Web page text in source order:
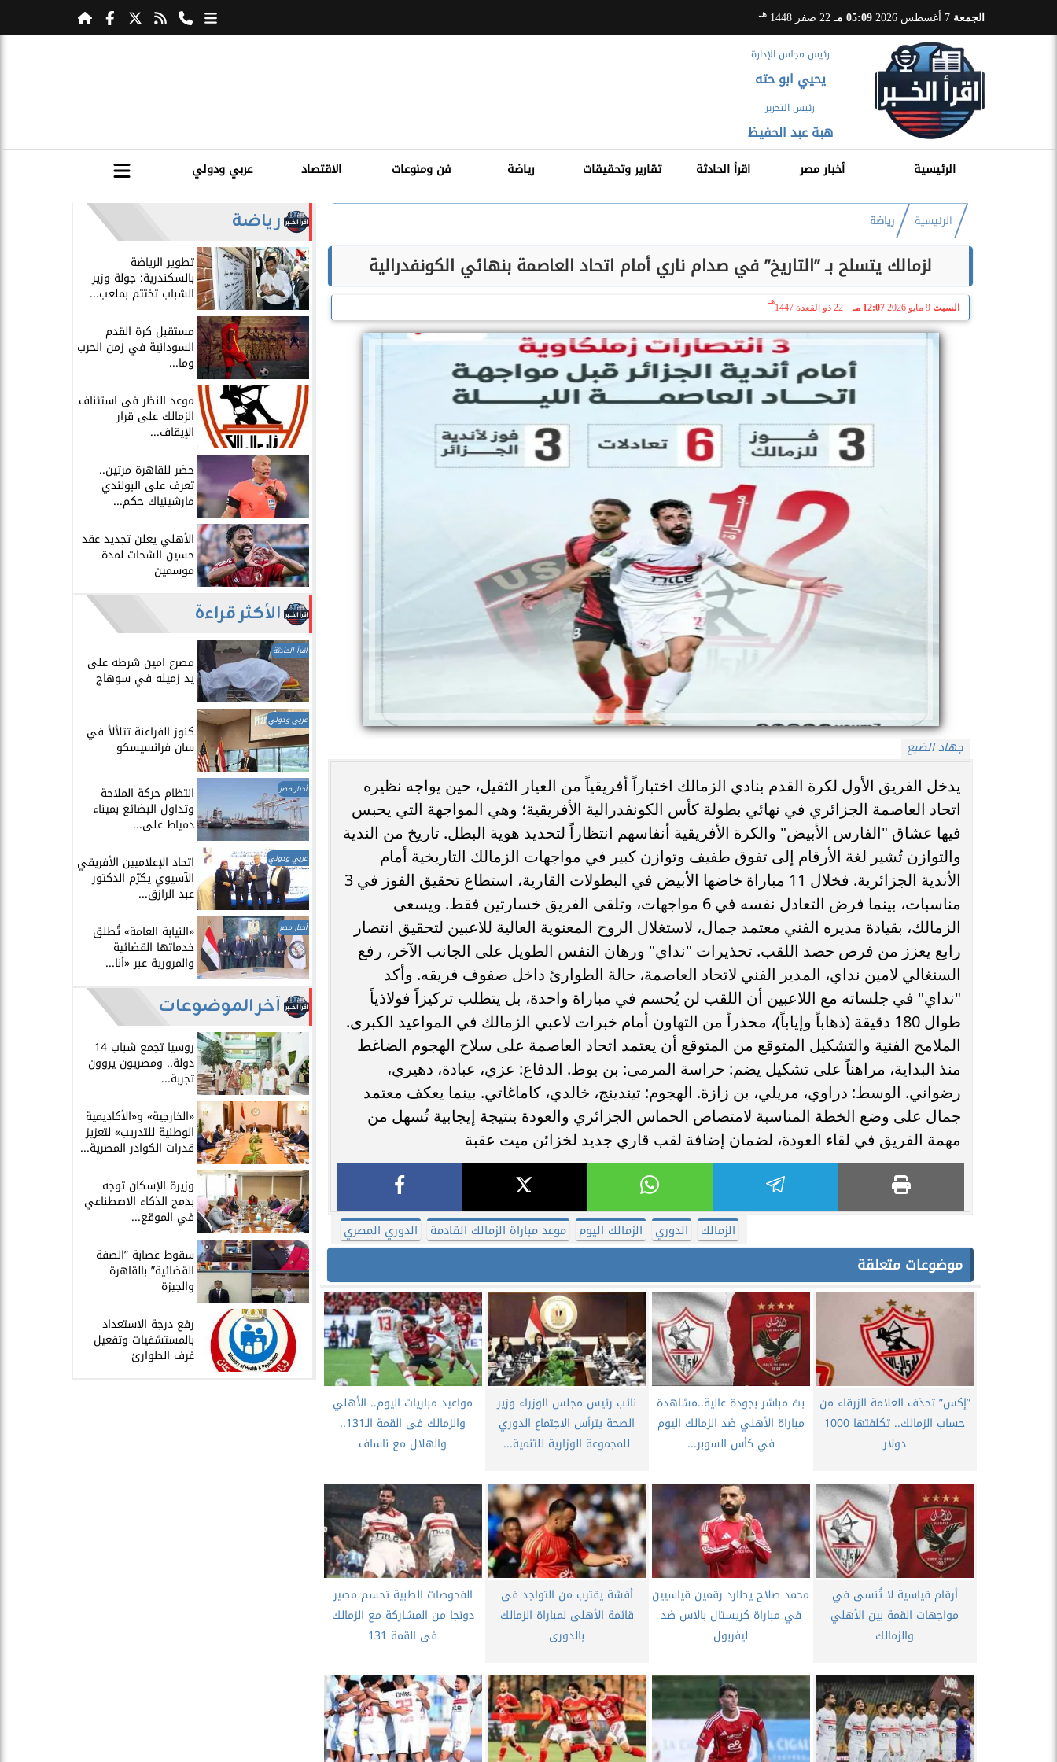
الجمعة 05:09 مـ 22 صفر 1448 هـ
رئيس مجلس الإدارة
يحيي ابو حته
رئيس التحرير
هبة عبد الحفيظ
الرئيسية أخبار مصر اقرأ الحادثة تقارير وتحقيقات رياضة فن ومنوعات الاقتصاد عربي ودولي
الرئيسية رياضة
لزمالك يتسلح بـ ”التاريخ” في صدام ناري أمام اتحاد العاصمة بنهائي الكونفدرالية
السبت 9 مايو 2026 12:07 مـ 22 ذو القعدة 1447
هـ
جهاد الضبع
​يدخل الفريق الأول لكرة القدم بنادي الزمالك اختباراً أفريقياً من العيار الثقيل، حين يواجه نظيره
اتحاد العاصمة الجزائري في نهائي بطولة كأس الكونفدرالية الأفريقية؛ وهي المواجهة التي يحبس
فيها عشاق "الفارس الأبيض" والكرة الأفريقية أنفاسهم انتظاراً لتحديد هوية البطل. ​تاريخ من الندية
والتوازن تُشير لغة الأرقام إلى تفوق طفيف وتوازن كبير في مواجهات الزمالك التاريخية أمام
الأندية الجزائرية. فخلال 11 مباراة خاضها الأبيض في البطولات القارية، استطاع تحقيق الفوز في 3
مناسبات، بينما فرض التعادل نفسه في 6 مواجهات، وتلقى الفريق خسارتين فقط. ويسعى
الزمالك، بقيادة مديره الفني معتمد جمال، لاستغلال الروح المعنوية العالية للاعبين لتحقيق انتصار
رابع يعزز من فرص حصد اللقب. ​تحذيرات "نداي" ورهان النفس الطويل على الجانب الآخر، رفع
السنغالي لامين نداي، المدير الفني لاتحاد العاصمة، حالة الطوارئ داخل صفوف فريقه. وأكد
"نداي" في جلساته مع اللاعبين أن اللقب لن يُحسم في مباراة واحدة، بل يتطلب تركيزاً فولاذياً
طوال 180 دقيقة (ذهاباً وإياباً)، محذراً من التهاون أمام خبرات لاعبي الزمالك في المواعيد الكبرى. ​
الملامح الفنية والتشكيل المتوقع من المتوقع أن يعتمد اتحاد العاصمة على سلاح الهجوم الضاغط
منذ البداية، مراهناً على تشكيل يضم: ​حراسة المرمى: بن بوط. ​الدفاع: عزي، عبادة، دهيري،
رضواني. ​الوسط: دراوي، مريلي، بن زازة. ​الهجوم: تيندينج، خالدي، كاماغاتي. ​بينما يعكف معتمد
جمال على وضع الخطة المناسبة لامتصاص الحماس الجزائري والعودة بنتيجة إيجابية تُسهل من
مهمة الفريق في لقاء العودة، لضمان إضافة لقب قاري جديد لخزائن ميت عقبة
الزمالك الدوري الزمالك اليوم موعد مباراة الزمالك القادمة الدوري المصري
موضوعات متعلقة
”إكس” تحذف العلامة الزرقاء من
حساب الزمالك.. تكلفتها 1000
دولار
بث مباشر بجودة عالية..مشاهدة
مباراة الأهلي ضد الزمالك اليوم
في كأس السوبر...
نائب رئيس مجلس الوزراء وزير
الصحة يترأس الاجتماع الدوري
للمجموعة الوزارية للتنمية...
مواعيد مباريات اليوم.. الأهلي
والزمالك فى القمة الـ131..
والهلال مع ناساف
أرقام قياسية لا تُنسى في
مواجهات القمة بين الأهلي
والزمالك
محمد صلاح يطارد رقمين قياسيين
في مباراة كريستال بالاس ضد
ليفربول
أفشة يقترب من التواجد فى
قائمة الأهلى لمباراة الزمالك
بالدورى
الفحوصات الطبية تحسم مصير
دونجا من المشاركة مع الزمالك
فى القمة 131
رياضة
​تطوير الرياضة
بالسكندرية: جولة وزير
الشباب تختتم بملعب...
مستقبل كرة القدم
السودانية في زمن الحرب
وما...
موعد النظر فى استئناف
الزمالك على قرار
الإيقاف...
حضر للقاهرة مرتين..
تعرف على البولندي
مارشينياك حكم...
الأهلي يعلن تجديد عقد
حسين الشحات لمدة
موسمين
الأكثر قراءة
اقرأ الحادثة
مصرع امين شرطه على
يد زميله في سوهاج
عربي ودولي
​كنوز الفراعنة تتلألأ في
سان فرانسيسكو
أخبار مصر انتظام حركة الملاحة
وتداول البضائع بميناء
دمياط على...
عربي ودولي اتحاد الإعلاميين الأفريقي
الآسيوي يكرّم الدكتور
عبد الرازق...
أخبار مصر ​«النيابة العامة» تُطلق
خدماتها القضائية
والمرورية عبر «أنا...
آخر الموضوعات
روسيا تجمع شباب 14
دولة.. ومصريون يروون
تجربة...
​«الخارجية» و«الأكاديمية
الوطنية للتدريب» لتعزيز
قدرات الكوادر المصرية...
​وزيرة الإسكان توجه
بدمج الذكاء الاصطناعي
في الموقع...
سقوط عصابة ”الصفة
القضائية” بالقاهرة
والجيزة
​رفع درجة الاستعداد
بالمستشفيات وتفعيل
غرف الطوارئ